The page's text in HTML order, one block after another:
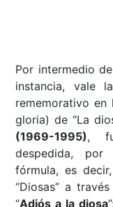
Por intermedio
instancia, vale
rememorativo
gloria) de “La
(1969-1995),
despedida, por
fórmula, es
“Diosas” a
“Adiós a la diosa